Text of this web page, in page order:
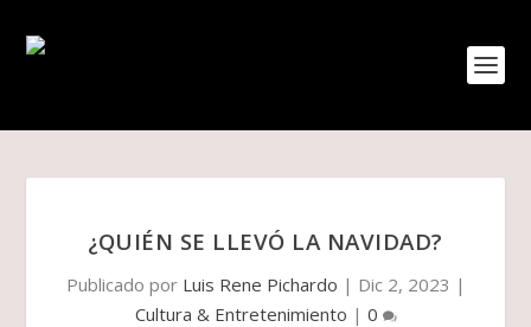
¿QUIÉN SE LLEVÓ LA NAVIDAD?
Publicado por Luis Rene Pichardo | Dic 2, 2023 |
Cultura & Entretenimiento | 0